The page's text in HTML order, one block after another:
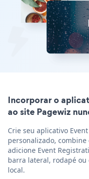
Incorporar o
ao site Pagewiz
Crie seu aplicativo
personalizado, combine
adicione Event
barra lateral, rodapé ou
local.